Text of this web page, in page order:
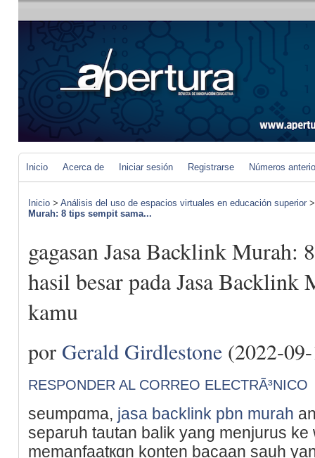
Inicio Acerca de Iniciar sesión Registrarse Números
Inicio > Análisis del uso de espacios virtuales en educación superior
Murah: 8 tips sempit sama...
gagasan Jasa Backlink Murah:
hasil besar pada Jasa Backlink
kamu
por Gerald Girdlestone (2022-
RESPONDER AL CORREO ELECTRÃ³NICO
seumpɑma, jasa backlink pbn murah
separuh tautan balik yang menjurus ke
memanfaatкɑn konten bacaan sauh